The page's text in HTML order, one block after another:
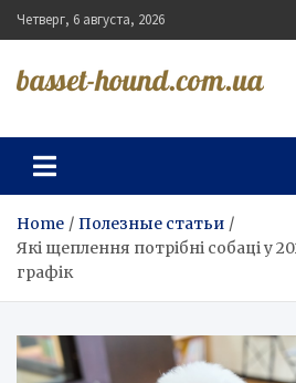
Skip
to
Четверг, 6 августа, 2026
basset-
Home
Полезные статьи
Які щеплення потрібні собаці у
графік